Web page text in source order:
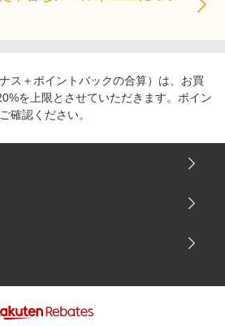
ス＋ポイントバックの合算）は、お買
を上限とさせていただきます。ポイン
確認ください。
スト